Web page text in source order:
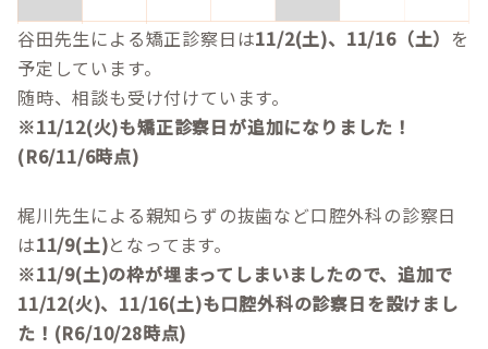
谷田先生による矯正診察日は11/2(土)、11/16（土） を
予定しています。
随時、相談も受け付けています。
※11/12(火)も矯正診察日が追加になりました！
(R6/11/6時点)
梶川先生による親知らずの抜歯など口腔外科の診察日
は11/9(土)となってます。
※11/9(土)の枠が埋まってしまいましたので、追加で
11/12(火)、11/16(土)も口腔外科の診察日を設けまし
た！(R6/10/28時点)